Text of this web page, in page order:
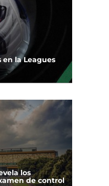
en la Leagues
los
de control